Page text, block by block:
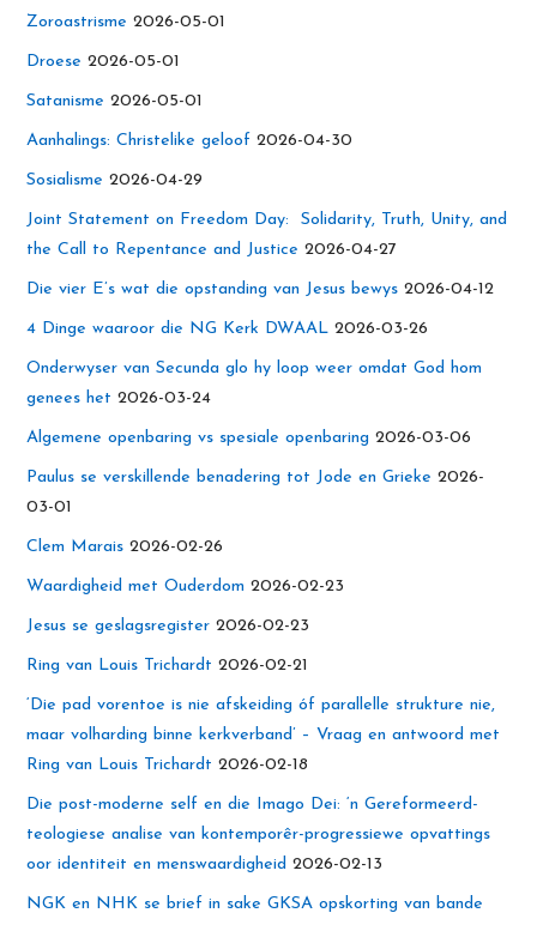
Zoroastrisme 2026-05-01
Droese 2026-05-01
Satanisme 2026-05-01
Aanhalings: Christelike geloof 2026-04-30
Sosialisme 2026-04-29
Joint Statement on Freedom Day: Solidarity, Truth, Unity, and
the Call to Repentance and Justice 2026-04-27
Die vier E’s wat die opstanding van Jesus bewys 2026-04-12
4 Dinge waaroor die NG Kerk DWAAL 2026-03-26
Onderwyser van Secunda glo hy loop weer omdat God hom
genees het 2026-03-24
Algemene openbaring vs spesiale openbaring 2026-03-06
Paulus se verskillende benadering tot Jode en Grieke 2026-
03-01
Clem Marais 2026-02-26
Waardigheid met Ouderdom 2026-02-23
Jesus se geslagsregister 2026-02-23
Ring van Louis Trichardt 2026-02-21
‘Die pad vorentoe is nie afskeiding óf parallelle strukture nie,
maar volharding binne kerkverband’ – Vraag en antwoord met
Ring van Louis Trichardt 2026-02-18
Die post-moderne self en die Imago Dei: ‘n Gereformeerd-
teologiese analise van kontemporêr-progressiewe opvattings
oor identiteit en menswaardigheid 2026-02-13
NGK en NHK se brief in sake GKSA opskorting van bande